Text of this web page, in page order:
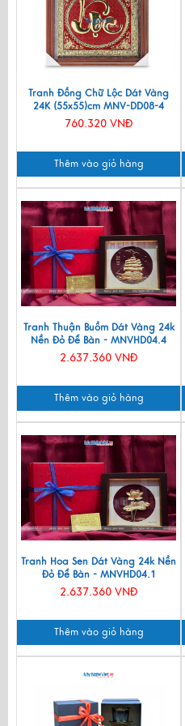
Tranh Đồng Chữ Lộc Dát Vàng
24K (55x55)cm MNV-DD08-4
760.320 VNĐ
Thêm vào giỏ hàng
Tranh Thuận Buồm Dát Vàng 24k
Nền Đỏ Để Bàn - MNVHD04.4
2.637.360 VNĐ
Thêm vào giỏ hàng
Tranh Hoa Sen Dát Vàng 24k Nền
Đỏ Để Bàn - MNVHD04.1
2.637.360 VNĐ
Thêm vào giỏ hàng